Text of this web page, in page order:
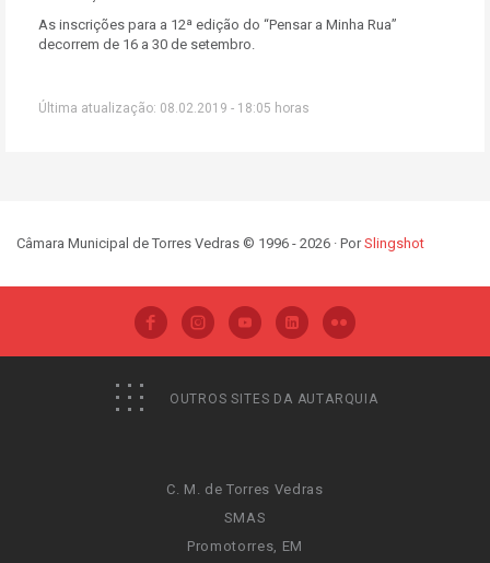
As inscrições para a 12ª edição do “Pensar a Minha Rua”
decorrem de 16 a 30 de setembro.
Última atualização: 08.02.2019 - 18:05 horas
Câmara Municipal de Torres Vedras © 1996 - 2026 · PorSlingshot
OUTROS SITES DA AUTARQUIA
C. M. de Torres Vedras
SMAS
Promotorres, EM